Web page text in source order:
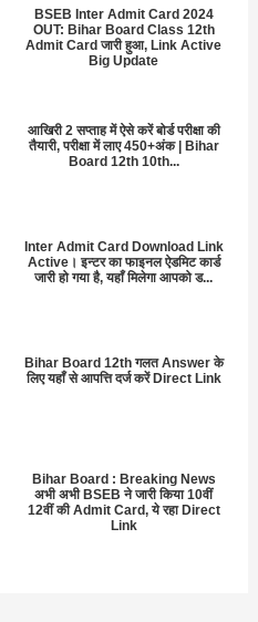
BSEB Inter Admit Card 2024
OUT: Bihar Board Class 12th
Admit Card जारी हुआ, Link Active
Big Update
आखिरी 2 सप्ताह में ऐसे करें बोर्ड परीक्षा की
तैयारी, परीक्षा में लाए 450+अंक | Bihar
Board 12th 10th...
Inter Admit Card Download Link
Active। इन्टर का फाइनल ऐडमिट कार्ड
जारी हो गया है, यहाँ मिलेगा आपको ड...
Bihar Board 12th गलत Answer के
लिए यहाँ से आपत्ति दर्ज करें Direct Link
Bihar Board : Breaking News
अभी अभी BSEB ने जारी किया 10वीं
12वीं की Admit Card, ये रहा Direct
Link